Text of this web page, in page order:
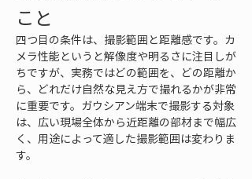
こと
四つ目の条件は、撮影範囲と距離感です。カ
メラ性能というと解像度や明るさに注目しが
ちですが、実務ではどの範囲を、どの距離か
ら、どれだけ自然な見え方で撮れるかが非常
に重要です。ガウシアン端末で撮影する対象
は、広い現場全体から近距離の部材まで幅広
く、用途によって適した撮影範囲は変わりま
す。